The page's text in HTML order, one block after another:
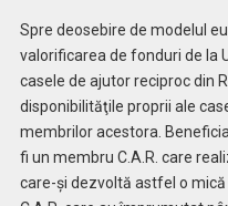
Spre deosebire de modelul
valorificarea de fonduri de la
casele de ajutor reciproc din
disponibilităţile proprii ale
membrilor acestora.
fi un membru C.A.R. care
care-şi dezvoltă astfel o